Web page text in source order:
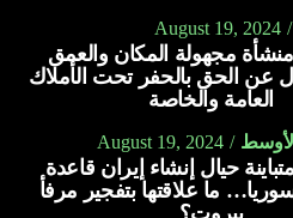
August 19, 2024
4” منشأة مجهولة المكان والعمق
عن الحق بالحفر تحت الأملاك
العامة والخاصة
August 19, 2024
حيال إنشاء إيران قاعدة
ما علاقتها بتفجير مرفأ